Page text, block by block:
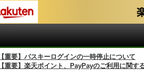
【重要】パスキーログインの一時停止について
【重要】楽天ポイント、PayPayのご利用に関す